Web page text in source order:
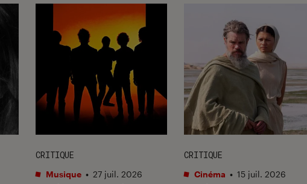
CRITIQUE
Musique • 27 juil. 2026
CRITIQUE
Cinéma • 15 juil. 2026